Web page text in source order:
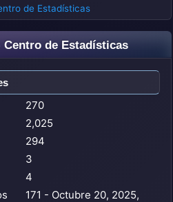
de Estadísticas
de Estadísticas
270
2,025
294
3
4
171 - Octubre 20, 2025,